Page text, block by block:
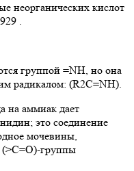
неорганических кислот
.
группой =NH, но она
радикалом: (R2C=NH).
на аммиак дает
это соединение
мочевины,
(>C=O)-группы